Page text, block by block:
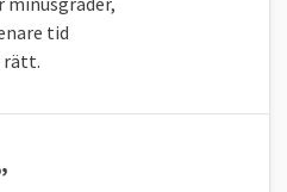
tid
rätt.